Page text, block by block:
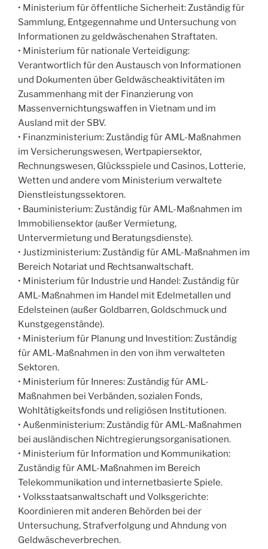
• Ministerium für öffentliche Sicherheit: Zuständig für
Sammlung, Entgegennahme und Untersuchung von
Informationen zu geldwäschenahen Straftaten.
• Ministerium für nationale Verteidigung:
Verantwortlich für den Austausch von Informationen
und Dokumenten über Geldwäscheaktivitäten im
Zusammenhang mit der Finanzierung von
Massenvernichtungswaffen in Vietnam und im
Ausland mit der SBV.
• Finanzministerium: Zuständig für AML-Maßnahmen
im Versicherungswesen, Wertpapiersektor,
Rechnungswesen, Glücksspiele und Casinos, Lotterie,
Wetten und andere vom Ministerium verwaltete
Dienstleistungssektoren.
• Bauministerium: Zuständig für AML-Maßnahmen im
Immobiliensektor (außer Vermietung,
Untervermietung und Beratungsdienste).
• Justizministerium: Zuständig für AML-Maßnahmen im
Bereich Notariat und Rechtsanwaltschaft.
• Ministerium für Industrie und Handel: Zuständig für
AML-Maßnahmen im Handel mit Edelmetallen und
Edelsteinen (außer Goldbarren, Goldschmuck und
Kunstgegenstände).
• Ministerium für Planung und Investition: Zuständig
für AML-Maßnahmen in den von ihm verwalteten
Sektoren.
• Ministerium für Inneres: Zuständig für AML-
Maßnahmen bei Verbänden, sozialen Fonds,
Wohltätigkeitsfonds und religiösen Institutionen.
• Außenministerium: Zuständig für AML-Maßnahmen
bei ausländischen Nichtregierungsorganisationen.
• Ministerium für Information und Kommunikation:
Zuständig für AML-Maßnahmen im Bereich
Telekommunikation und internetbasierte Spiele.
• Volksstaatsanwaltschaft und Volksgerichte:
Koordinieren mit anderen Behörden bei der
Untersuchung, Strafverfolgung und Ahndung von
Geldwäscheverbrechen.